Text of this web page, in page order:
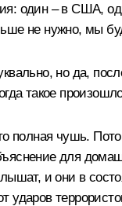
один – в США,
не нужно, мы
но да,
такое
полная чушь.
для
и они в